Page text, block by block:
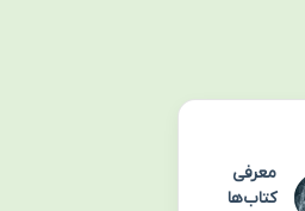
معرفی
کتاب‌ها